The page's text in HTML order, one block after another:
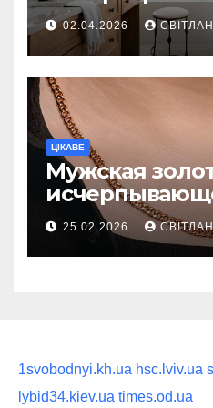
ежедневную
ритуал
02.04.2026
ЦІКАВЕ
Мужская
руководство
статусного
25.02.2026
1svobodnyi.kh.ua hsc.lviv.ua
lybid34.kiev.ua times.od.ua